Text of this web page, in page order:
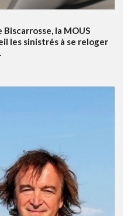
la MOUS
les sinistrés à se reloger